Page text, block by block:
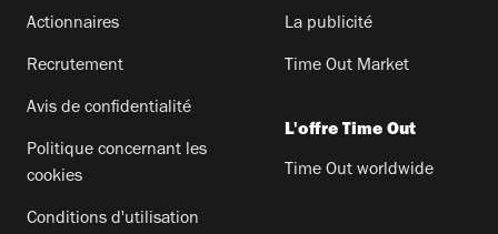
Actionnaires
Recrutement
Avis de confidentialité
Politique concernant les
cookies
Conditions d'utilisation
La publicité
Time Out Market
L'offre Time Out
Time Out worldwide